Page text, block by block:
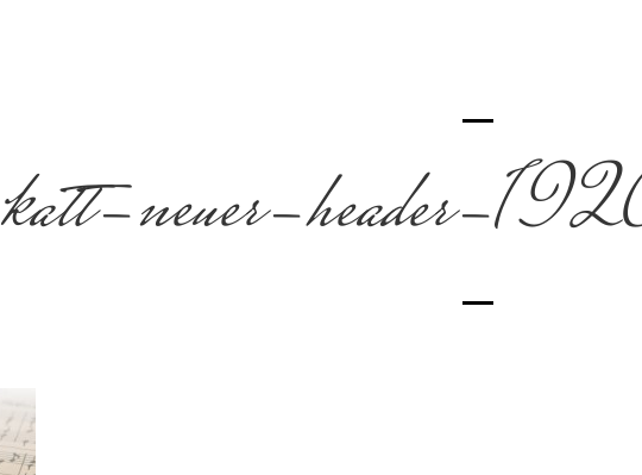
katt-neuer-header-